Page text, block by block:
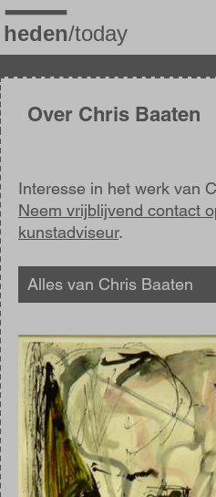
Overslaan
en
naar
inhoud
gaanOver Chris Baaten
Interesse in het werk van
Neem vrijblijvend contact
kunstadviseur.
Alles van Chris Baaten
Afbeelding